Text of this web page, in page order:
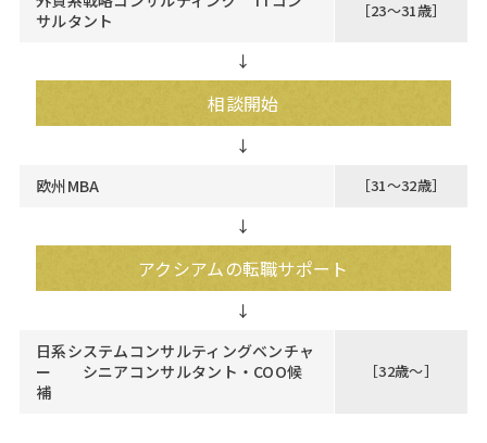
サルタント
［23～31歳］
↓
相談開始
欧州MBA ［31～32歳］
↓
アクシアムの転職サポート
日系システムコンサルティングベンチャ
ー シニアコンサルタント・COO候
補
［32歳～］